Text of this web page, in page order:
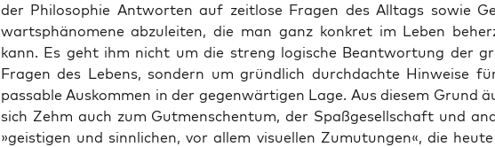
der Philoso­phie Antworten auf zeit­lose Fra­gen des All­t­ags sowie
wart­sphänomene abzuleit­en, die man ganz konkret im Leben
kann. Es geht ihm nicht um die streng logis­che Beant­wor­tung der
Fra­gen des Lebens, son­dern um gründlich durch­dachte Hin­weise
pass­able Auskom­men in der gegen­wär­ti­gen Lage. Aus diesem Grund
sich Zehm auch zum Gut­men­schen­tum, der Spaßge­sellschaft und
»geisti­gen und sinnlichen, vor allem visuellen Zumu­tun­gen«, die